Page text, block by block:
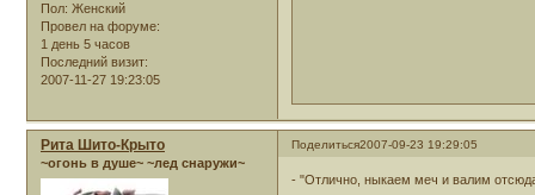
Пол: Женский
Провел на форуме:
1 день 5 часов
Последний визит:
2007-11-27 19:23:05
Поделиться2007-09-23 19:29:05
Рита Шито-Крыто
~огонь в душе~ ~лед снаружи~
- "Отлично, ныкаем меч и валим